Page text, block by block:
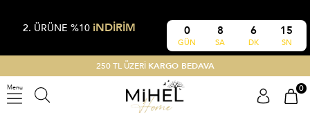
2. ÜRÜNE %10 iNDİRİM 0
GÜN
8
SA
6
DK
15
SN
250 TL ÜZERİ KARGO BEDAVA
Menu 0